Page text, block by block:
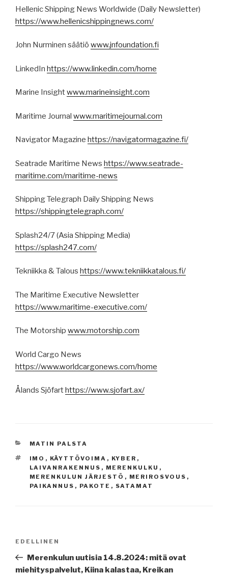
Hellenic Shipping News Worldwide (Daily Newsletter)
https://www.hellenicshippingnews.com/
John Nurminen säätiö www.jnfoundation.fi
LinkedIn https://www.linkedin.com/home
Marine Insightwww.marineinsight.com
Maritime Journal www.maritimejournal.com
Navigator Magazine https://navigatormagazine.fi/
Seatrade Maritime News https://www.seatrade-
maritime.com/maritime-news
Shipping Telegraph Daily Shipping News
https://shippingtelegraph.com/
Splash24/7 (Asia Shipping Media)
https://splash247.com/
Tekniikka & Talous https://www.tekniikkatalous.fi/
The Maritime Executive Newsletter
https://www.maritime-executive.com/
The Motorship www.motorship.com
World Cargo News
https://www.worldcargonews.com/home
Ålands Sjöfarthttps://www.sjofart.ax/
KATEGORIAT
MATIN PALSTA
AVAINSANAT
IMO , KÄYTTÖVOIMA , KYBER ,
LAIVANRAKENNUS , MERENKULKU ,
MERENKULUN JÄRJESTÖ , MERIROSVOUS ,
PAIKANNUS , PAKOTE , SATAMAT
Edellinen
artikkeli
EDELLINEN
Merenkulun uutisia 14.8.2024: mitä ovat
miehityspalvelut, Kiina kalastaa, Kreikan